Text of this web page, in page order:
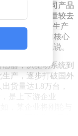
股份有限公司产品
度公司订单量较去
业正通过优化生产
能力是我们的核心
人企业。”他说。
器，从驱动系统到
产，逐步打破国外
货量达1.8万台，
是上下游企业
，直接推动了整